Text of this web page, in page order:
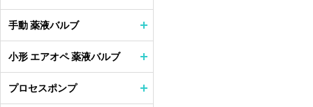
手動 薬液バルブ
小形 エアオペ 薬液バルブ
プロセスポンプ